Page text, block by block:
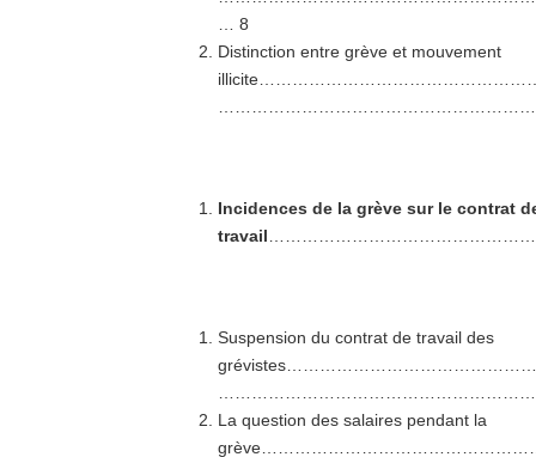
… 8
Distinction entre grève et mouvement
Incidences de la grève sur le contrat
travail
Suspension du contrat de travail des
La question des salaires pendant la